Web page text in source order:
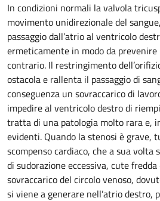
In condizioni normali la valvola
movimento unidirezionale del
passaggio dall’atrio al ventricolo
ermeticamente in modo da
contrario. Il restringimento
ostacola e rallenta il passaggio di
conseguenza un sovraccarico di
impedire al ventricolo destro di
tratta di una patologia molto rara e,
evidenti. Quando la stenosi è grave,
scompenso cardiaco, che a sua
di sudorazione eccessiva, cute fredda
sovraccarico del circolo venoso,
si viene a generare nell’atrio destro,